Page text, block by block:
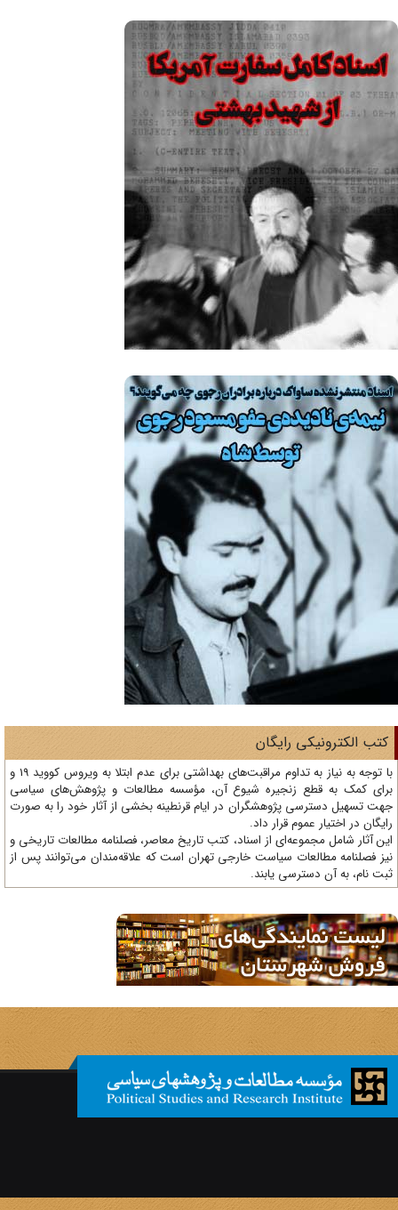
الکترونیکی رایگان
با توجه به نیاز به تداوم مراقبت‌های بهداشتی برای عدم ابتلا به ویروس کووید 19 و
کمک به قطع زنجیره شیوع آن، مؤسسه مطالعات و پژوهش‌های سیاسی
تسهیل دسترسی پژوهشگران در ایام قرنطینه بخشی از آثار خود را به صورت
در اختیار عموم قرار داد.
آثار شامل مجموعه‌ای از اسناد، کتب تاریخ معاصر، فصلنامه‌ مطالعات تاریخی و
فصلنامه مطالعات سیاست خارجی تهران است که علاقه‌مندان می‌توانند پس از
نام، به آن دسترسی یابند.